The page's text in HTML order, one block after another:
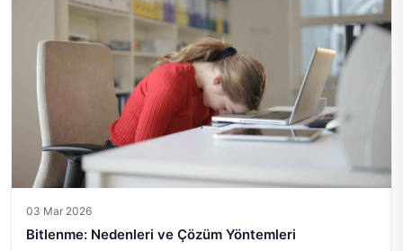
03 Mar 2026
Bitlenme: Nedenleri ve Çözüm Yöntemleri